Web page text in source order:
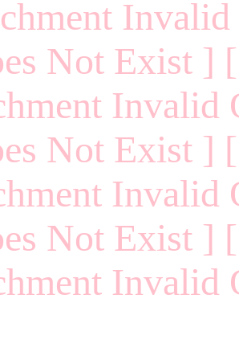
Not Exist ]
Invalid
Not Exist ]
Invalid
Not Exist ]
Invalid